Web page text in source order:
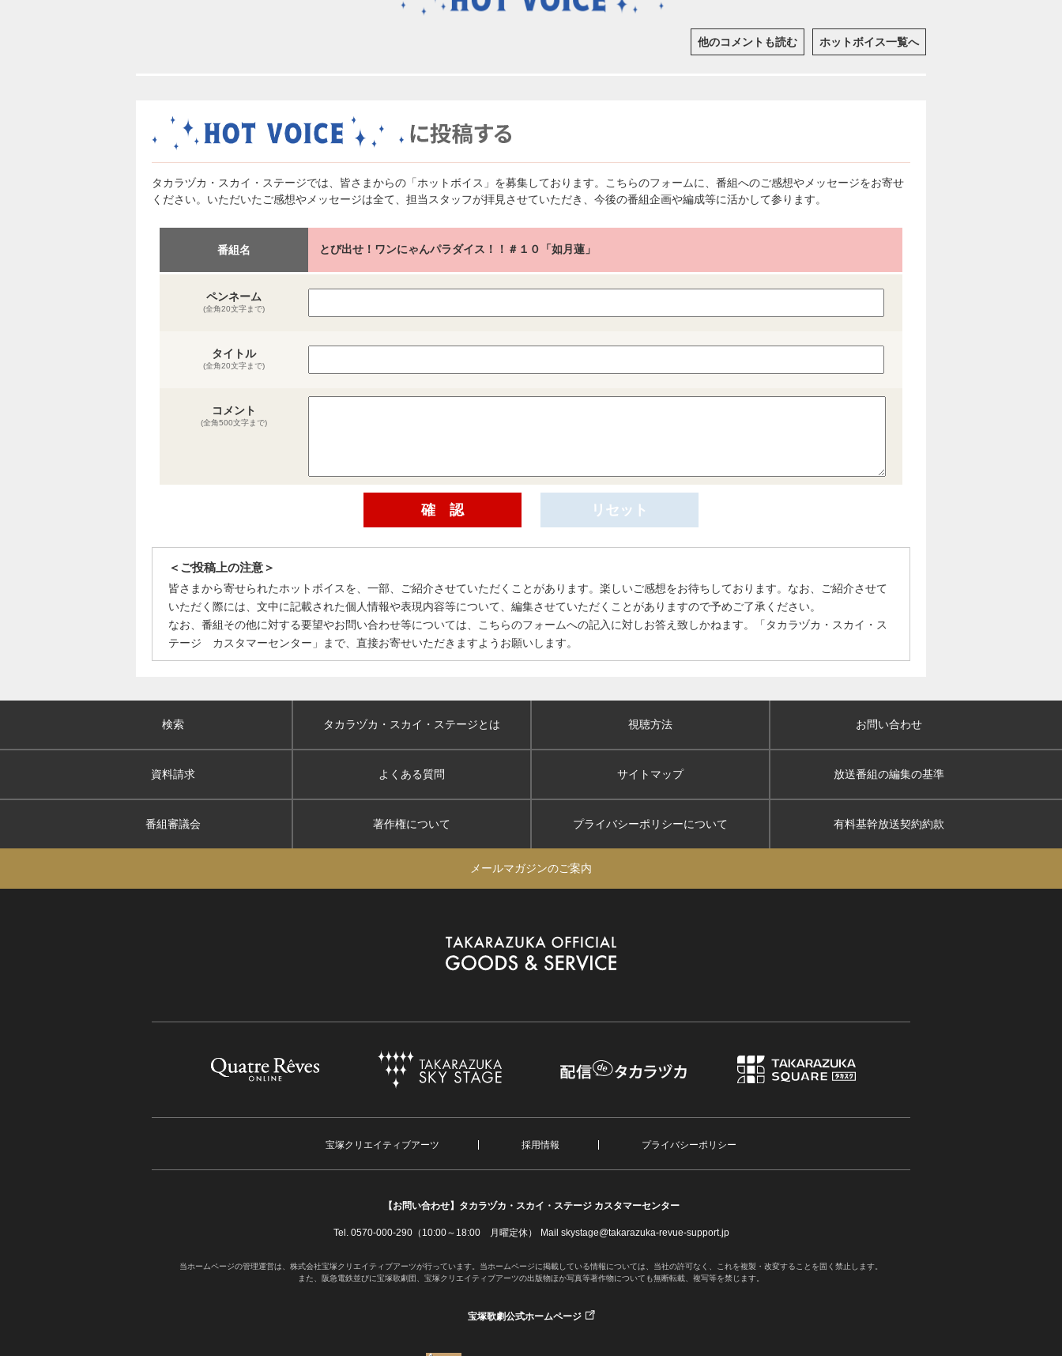
他のコメントも読む ホットボイス一覧へ
タカラヅカ・スカイ・ステージでは、皆さまからの「ホットボイス」を募集しております。こちらのフォームに、番組へのご感想やメッセージをお寄せ
ください。いただいたご感想やメッセージは全て、担当スタッフが拝見させていただき、今後の番組企画や編成等に活かして参ります。
番組名 とび出せ！ワンにゃんパラダイス！！＃１０「如月蓮」
ペンネーム
(全角20文字まで)
タイトル
(全角20文字まで)
コメント
(全角500文字まで)
＜ご投稿上の注意＞
皆さまから寄せられたホットボイスを、一部、ご紹介させていただくことがあります。楽しいご感想をお待ちしております。なお、ご紹介させて
いただく際には、文中に記載された個人情報や表現内容等について、編集させていただくことがありますので予めご了承ください。
なお、番組その他に対する要望やお問い合わせ等については、こちらのフォームへの記入に対しお答え致しかねます。「タカラヅカ・スカイ・ス
テージ カスタマーセンター」まで、直接お寄せいただきますようお願いします。
検索 タカラヅカ・スカイ ・ステージとは 視聴方法 お問い合わせ
資料請求 よくある質問 サイトマップ 放送番組の編集の基準
番組審議会 著作権について プライバシーポリシーについて 有料基幹放送契約約款
メールマガジンのご案内
宝塚クリエイティブアーツ 採用情報 プライバシーポリシー
【お問い合わせ】 タカラヅカ・スカイ・ステージ カスタマーセンター
Tel. 0570-000-290（10:00～18:00 月曜定休） Mail skystage@takarazuka-revue-support.jp
当ホームページの管理運営は、株式会社宝塚クリエイティブアーツが行っています。当ホームページに掲載している情報については、当社の許可なく、これを複製・改変することを固く禁止します。
また、阪急電鉄並びに宝塚歌劇団、宝塚クリエイティブアーツの出版物ほか写真等著作物についても無断転載、複写等を禁じます。
宝塚歌劇公式ホームページ